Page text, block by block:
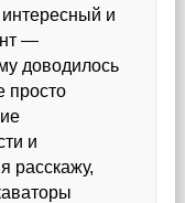
и
—
доводилось
просто
и
расскажу,